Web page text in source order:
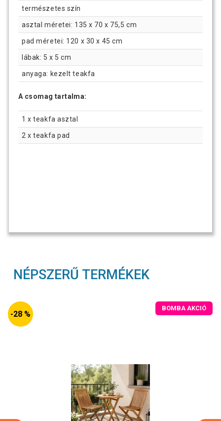
természetes szín
asztal méretei: 135 x 70 x 75,5 cm
pad méretei: 120 x 30 x 45 cm
lábak: 5 x 5 cm
anyaga: kezelt teakfa
A csomag tartalma:
1 x teakfa asztal
2 x teakfa pad
NÉPSZERŰ TERMÉKEK
-28 %
BOMBA AKCIÓ